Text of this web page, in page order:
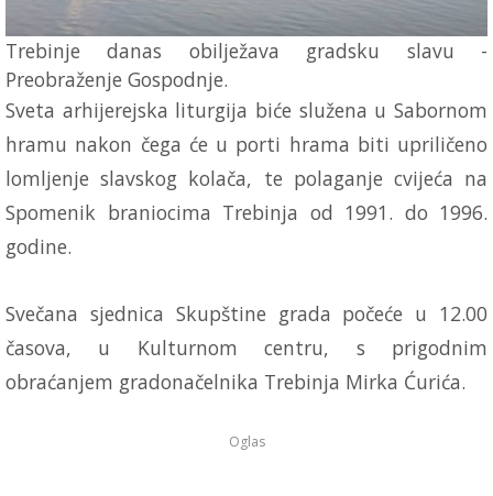
Trebinje danas obilježava gradsku slavu -
Preobraženje Gospodnje.
Sveta arhijerejska liturgija biće služena u Sabornom
hramu nakon čega će u porti hrama biti upriličeno
lomljenje slavskog kolača, te polaganje cvijeća na
Spomenik braniocima Trebinja od 1991. do 1996.
godine.
Svečana sjednica Skupštine grada počeće u 12.00
časova, u Kulturnom centru, s prigodnim
obraćanjem gradonačelnika Trebinja Mirka Ćurića.
Oglas